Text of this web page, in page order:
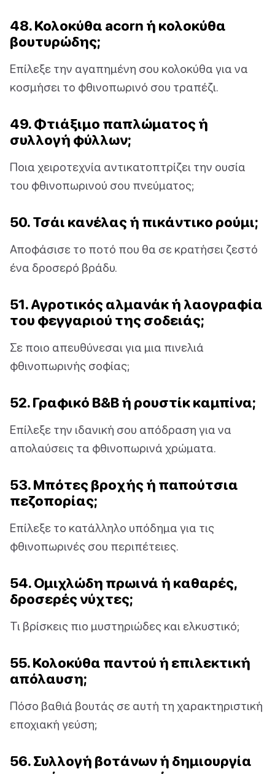
48. Κολοκύθα acorn ή κολοκύθα
βουτυρώδης;
Επίλεξε την αγαπημένη σου κολοκύθα για να
κοσμήσει το φθινοπωρινό σου τραπέζι.
49. Φτιάξιμο παπλώματος ή
συλλογή φύλλων;
Ποια χειροτεχνία αντικατοπτρίζει την ουσία
του φθινοπωρινού σου πνεύματος;
50. Τσάι κανέλας ή πικάντικο ρούμι;
Αποφάσισε το ποτό που θα σε κρατήσει ζεστό
ένα δροσερό βράδυ.
51. Αγροτικός αλμανάκ ή λαογραφία
του φεγγαριού της σοδειάς;
Σε ποιο απευθύνεσαι για μια πινελιά
φθινοπωρινής σοφίας;
52. Γραφικό B&B ή ρουστίκ καμπίνα;
Επίλεξε την ιδανική σου απόδραση για να
απολαύσεις τα φθινοπωρινά χρώματα.
53. Μπότες βροχής ή παπούτσια
πεζοπορίας;
Επίλεξε το κατάλληλο υπόδημα για τις
φθινοπωρινές σου περιπέτειες.
54. Ομιχλώδη πρωινά ή καθαρές,
δροσερές νύχτες;
Τι βρίσκεις πιο μυστηριώδες και ελκυστικό;
55. Κολοκύθα παντού ή επιλεκτική
απόλαυση;
Πόσο βαθιά βουτάς σε αυτή τη χαρακτηριστική
εποχιακή γεύση;
56. Συλλογή βοτάνων ή δημιουργία